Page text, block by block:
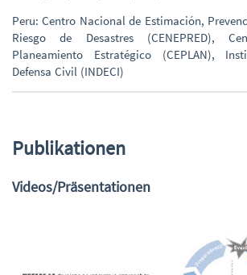
Peru: Centro Nacional de Estimación,
Riesgo de Desastres (CENEPRED),
Planeamiento Estratégico (CEPLAN),
Defensa Civil (INDECI)
Publikationen
Videos/Präsentationen